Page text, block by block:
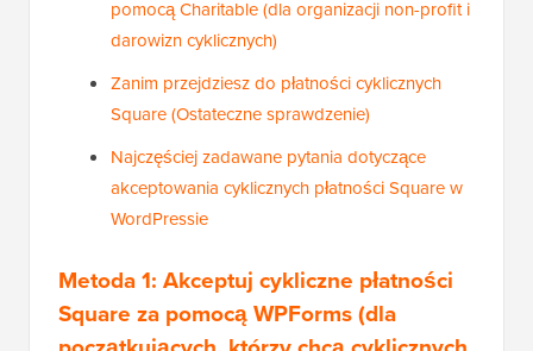
pomocą Charitable (dla organizacji non-profit i
darowizn cyklicznych)
Zanim przejdziesz do płatności cyklicznych
Square (Ostateczne sprawdzenie)
Najczęściej zadawane pytania dotyczące
akceptowania cyklicznych płatności Square w
WordPressie
Metoda 1: Akceptuj cykliczne płatności
Square za pomocą WPForms (dla